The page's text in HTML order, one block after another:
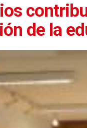
de la